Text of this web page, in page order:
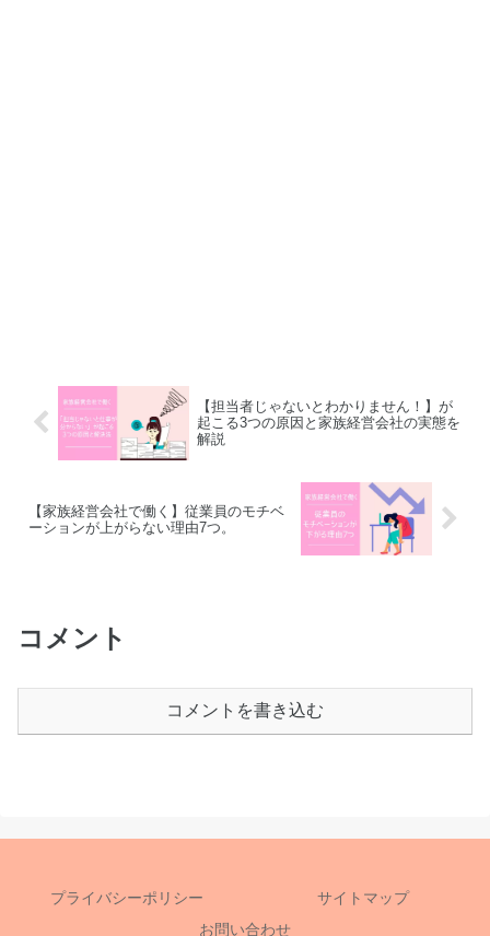
【担当者じゃないとわかりません！】が
起こる3つの原因と家族経営会社の実態を
解説
【家族経営会社で働く】従業員のモチベ
ーションが上がらない理由7つ。
コメント
コメントを書き込む
プライバシーポリシー
サイトマップ
お問い合わせ